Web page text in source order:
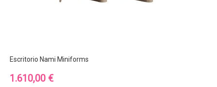
Escritorio Nami Miniforms
Precio
1.610,00 €